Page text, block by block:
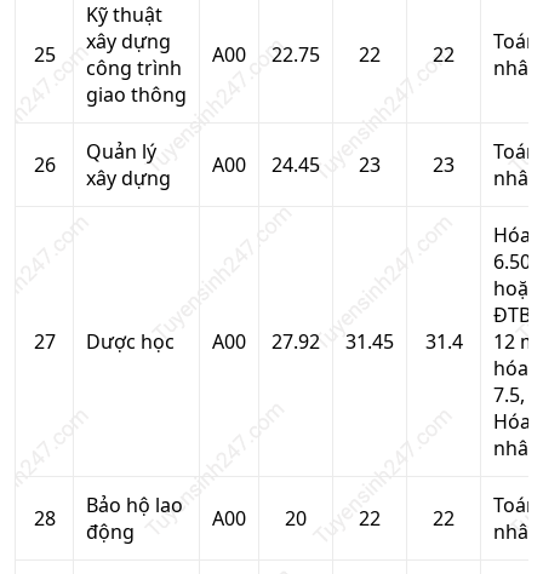
25
Kỹ thuật
xây dựng
công trình
giao thông
A00 22.75 22 22
Toán
26
Quản lý
xây dựng
A00 24.45 23 23
Toán
27 Dược học A00 27.92 31.45 31.4
Hóa
6.50
hoặc
ĐTB
12
hóa
7.5,
Hóa
28
Bảo hộ lao
động
A00 20 22 22
Toán